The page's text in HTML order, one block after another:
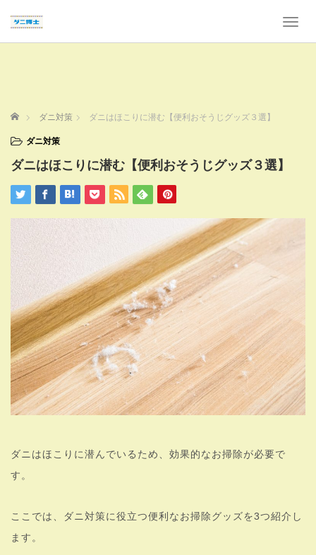
T
o
ホーム ダニ対策 ダニはほこりに潜む【便利おそうじグッズ３選】
ダニ対策
ダニはほこりに潜む【便利おそうじグッズ３選】
ダニはほこりに潜んでいるため、効果的なお掃除が必要で
す。
ここでは、ダニ対策に役立つ便利なお掃除グッズを3つ紹介し
ます。